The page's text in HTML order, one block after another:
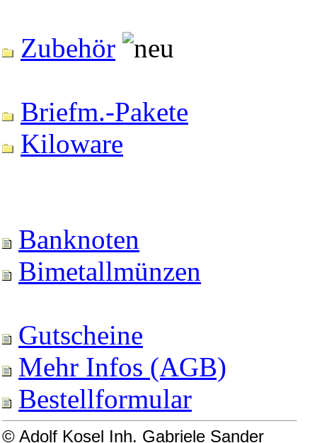
Zubehör
Briefm.-Pakete
Kiloware
Banknoten
Bimetallmünzen
Gutscheine
Mehr Infos (AGB)
Bestellformular
© Adolf Kosel Inh. Gabriele Sander